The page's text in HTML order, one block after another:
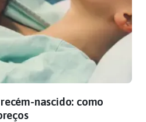
nascido: como